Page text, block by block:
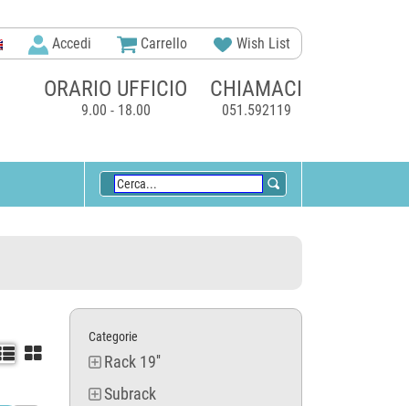
Accedi Carrello Wish List
CHIAMACI
051.592119
ORARIO UFFICIO
9.00 - 18.00

Categorie
Rack 19''
Subrack